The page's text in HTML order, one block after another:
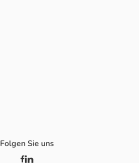
Folgen Sie uns